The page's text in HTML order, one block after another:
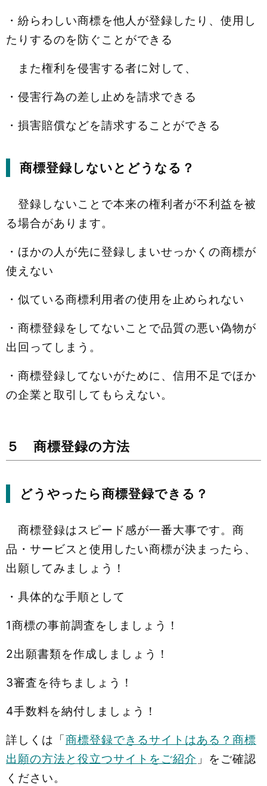
・紛らわしい商標を他人が登録したり、使用し
たりするのを防ぐことができる
また権利を侵害する者に対して、
・侵害行為の差し止めを請求できる
・損害賠償などを請求することができる
商標登録しないとどうなる？
登録しないことで本来の権利者が不利益を被
る場合があります。
・ほかの人が先に登録しまいせっかくの商標が
使えない
・似ている商標利用者の使用を止められない
・商標登録をしてないことで品質の悪い偽物が
出回ってしまう。
・商標登録してないがために、信用不足でほか
の企業と取引してもらえない。
５ 商標登録の方法
どうやったら商標登録できる？
商標登録はスピード感が一番大事です。商
品・サービスと使用したい商標が決まったら、
出願してみましょう！
・具体的な手順として
1商標の事前調査をしましょう！
2出願書類を作成しましょう！
3審査を待ちましょう！
4手数料を納付しましょう！
詳しくは「商標登録できるサイトはある？商標
出願の方法と役立つサイトをご紹介 」をご確認
ください。